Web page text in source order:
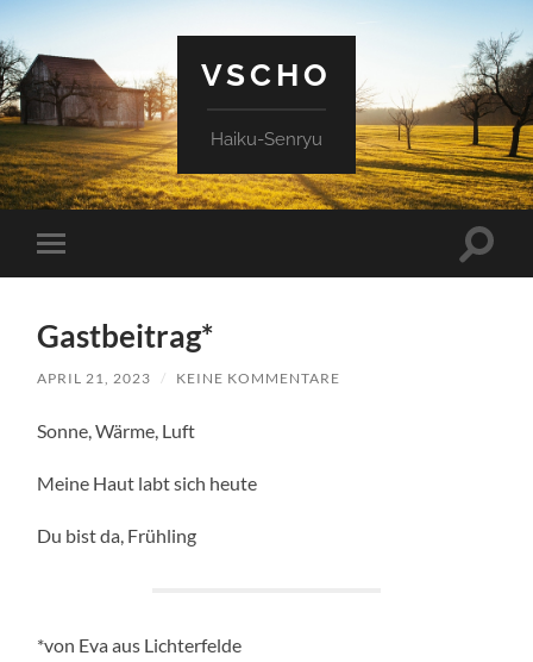
VSCHO
Haiku-Senryu
Mobile-
Menü
Gastbeitrag*
APRIL 21, 2023 / KEINE KOMMENTARE
Sonne, Wärme, Luft
Meine Haut labt sich heute
Du bist da, Frühling
*von Eva aus Lichterfelde